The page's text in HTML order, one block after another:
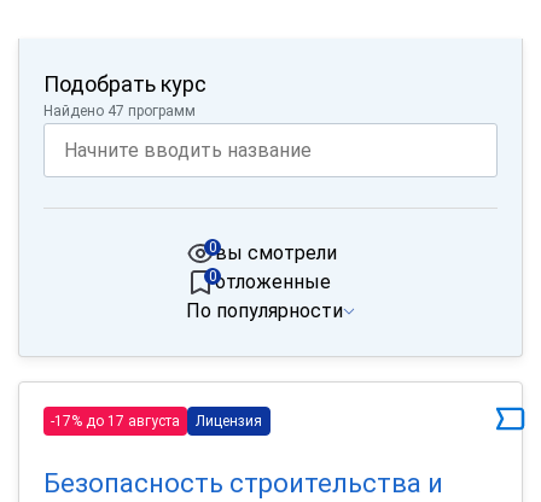
Подобрать курс
Найдено 47 программ
вы смотрели
0
отложенные
0
По популярности
-17% до 17 августа Лицензия
Безопасность строительства и